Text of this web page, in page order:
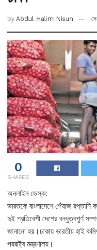
by Abdul Halim Nisun
0
SHARES
অনলাইন ডেস্ক:
ভারতকে বাংলাদেশে পেঁয়াজ রপ্তানি
দুই প্রতিবেশী দেশের বন্ধুত্বপূর্ণ
জানানো হয়।ঢাকায় ভারতীয় হাই
পররাষ্ট্র মন্ত্রণালয়।